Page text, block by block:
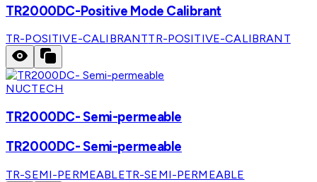
TR2000DC-Positive Mode Calibrant
TR-POSITIVE-CALIBRANTTR-POSITIVE-CALIBRANT
NUCTECH
TR2000DC- Semi-permeable
TR2000DC- Semi-permeable
TR-SEMI-PERMEABLETR-SEMI-PERMEABLE